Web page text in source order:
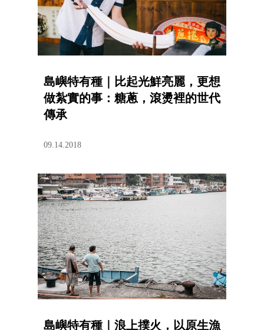
島嶼特有種｜比起光鮮亮麗，更想
做紮實的事：糖蔥，滾燙裡的世代
傳承
09.14.2018
島嶼特有種｜浪上撲火，以原生漁